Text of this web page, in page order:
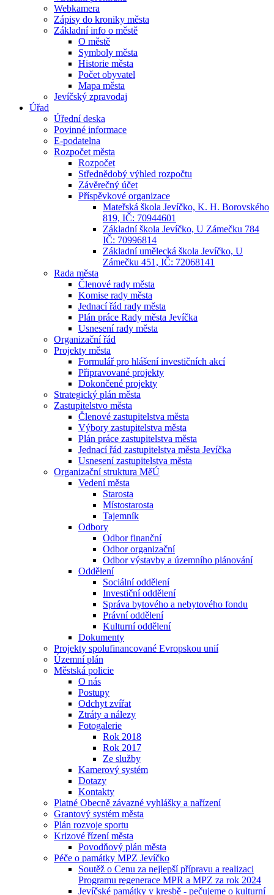
Webkamera
Zápisy do kroniky města
Základní info o městě
O městě
Symboly města
Historie města
Počet obyvatel
Mapa města
Jevíčský zpravodaj
Úřad
Úřední deska
Povinné informace
E-podatelna
Rozpočet města
Rozpočet
Střednědobý výhled rozpočtu
Závěrečný účet
Příspěvkové organizace
Mateřská škola Jevíčko, K. H. Borovského
819, IČ: 70944601
Základní škola Jevíčko, U Zámečku 784
IČ: 70996814
Základní umělecká škola Jevíčko, U
Zámečku 451, IČ: 72068141
Rada města
Členové rady města
Komise rady města
Jednací řád rady města
Plán práce Rady města Jevíčka
Usnesení rady města
Organizační řád
Projekty města
Formulář pro hlášení investičních akcí
Připravované projekty
Dokončené projekty
Strategický plán města
Zastupitelstvo města
Členové zastupitelstva města
Výbory zastupitelstva města
Plán práce zastupitelstva města
Jednací řád zastupitelstva města Jevíčka
Usnesení zastupitelstva města
Organizační struktura MěÚ
Vedení města
Starosta
Místostarosta
Tajemník
Odbory
Odbor finanční
Odbor organizační
Odbor výstavby a územního plánování
Oddělení
Sociální oddělení
Investiční oddělení
Správa bytového a nebytového fondu
Právní oddělení
Kulturní oddělení
Dokumenty
Projekty spolufinancované Evropskou unií
Územní plán
Městská policie
O nás
Postupy
Odchyt zvířat
Ztráty a nálezy
Fotogalerie
Rok 2018
Rok 2017
Ze služby
Kamerový systém
Dotazy
Kontakty
Platné Obecně závazné vyhlášky a nařízení
Grantový systém města
Plán rozvoje sportu
Krizové řízení města
Povodňový plán města
Péče o památky MPZ Jevíčko
Soutěž o Cenu za nejlepší přípravu a realizaci
Programu regenerace MPR a MPZ za rok 2024
Jevíčské památky v kresbě - pečujeme o kulturní